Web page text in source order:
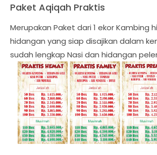
Paket Aqiqah Praktis
Merupakan Paket dari 1 ekor Kambing
hidangan yang siap disajikan dalam
sudah lengkap Nasi dan hidangan